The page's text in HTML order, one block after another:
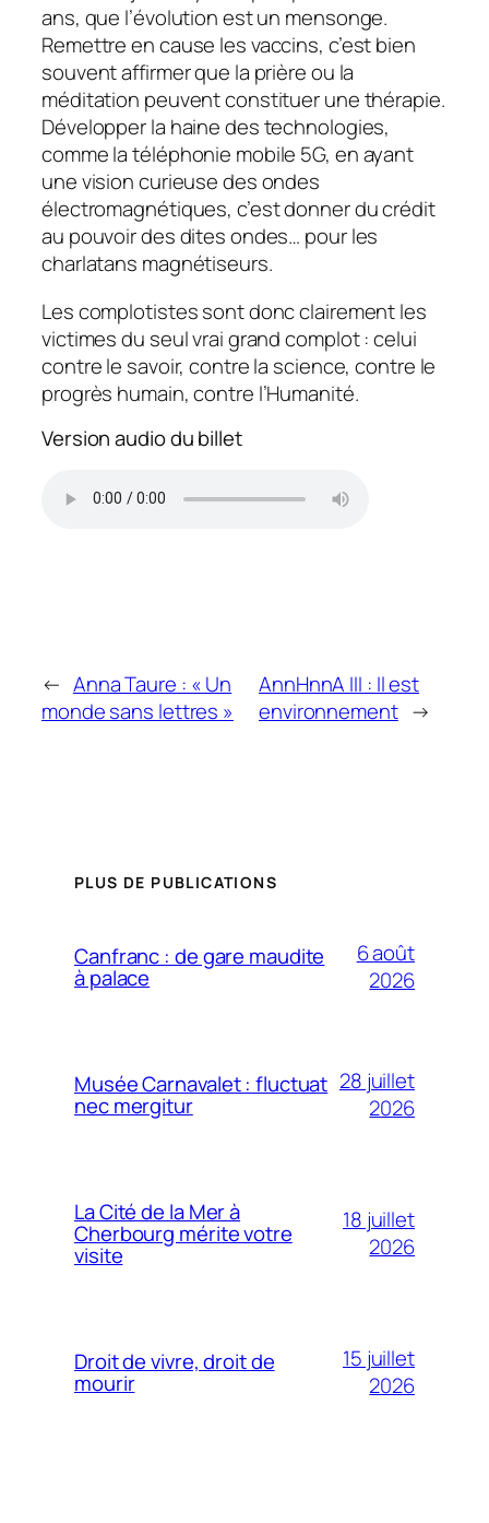
ans, que l’évolution est un mensonge.
Remettre en cause les vaccins, c’est bien
souvent affirmer que la prière ou la
méditation peuvent constituer une thérapie.
Développer la haine des technologies,
comme la téléphonie mobile 5G, en ayant
une vision curieuse des ondes
électromagnétiques, c’est donner du crédit
au pouvoir des dites ondes… pour les
charlatans magnétiseurs.
Les complotistes sont donc clairement les
victimes du seul vrai grand complot : celui
contre le savoir, contre la science, contre le
progrès humain, contre l’Humanité.
Version audio du billet
← Anna Taure : « Un
monde sans lettres »
AnnHnnA III : Il est
environnement →
PLUS DE PUBLICATIONS
Canfranc : de gare maudite
à palace
6 août
2026
Musée Carnavalet : fluctuat
nec mergitur
28 juillet
2026
La Cité de la Mer à
Cherbourg mérite votre
visite
18 juillet
2026
Droit de vivre, droit de
mourir
15 juillet
2026